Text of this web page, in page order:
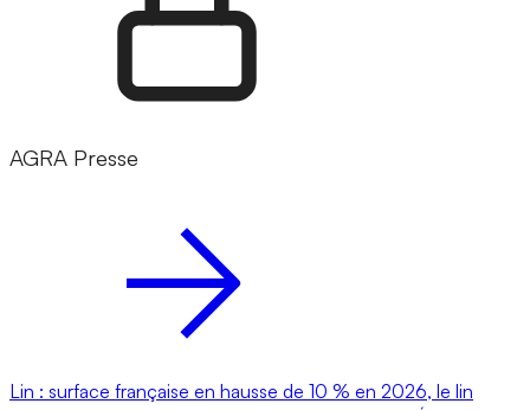
AGRA Presse
Lin : surface française en hausse de 10 % en 2026, le lin